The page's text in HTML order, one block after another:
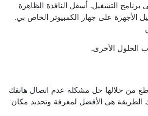
التشغيل. أسفل النافذة الظاهرة
الأجهزة على جهاز الكمبيوتر الخاص بي.
الحلول الأخرى.
من خلالها حل مشكلة عدم اتصال هاتفك
الطريقة هي الأفضل لمعرفة وتحديد مكان